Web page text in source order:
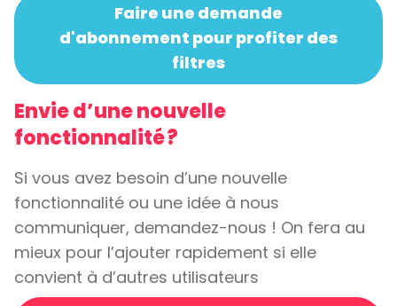
Faire une demande
d'abonnement pour profiter des
filtres
Envie d’une nouvelle
fonctionnalité ?
Si vous avez besoin d’une nouvelle
fonctionnalité ou une idée à nous
communiquer, demandez-nous ! On fera au
mieux pour l’ajouter rapidement si elle
convient à d’autres utilisateurs